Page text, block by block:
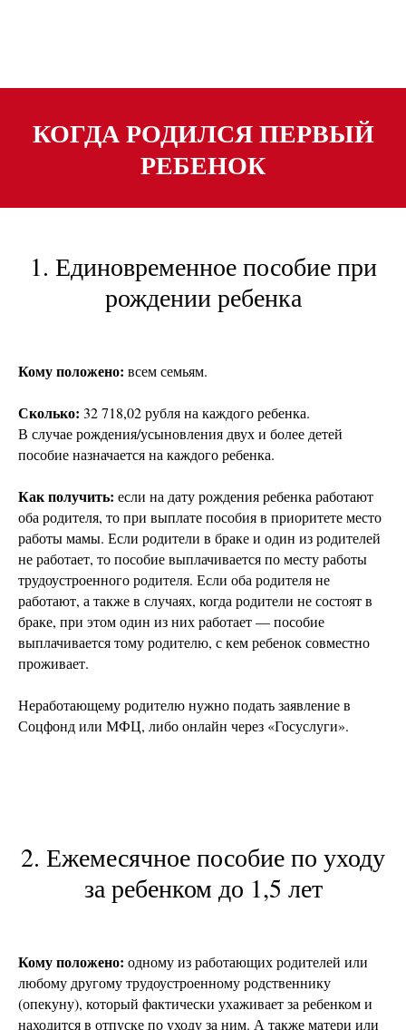
КОГДА РОДИЛСЯ ПЕРВЫЙ
РЕБЕНОК
1. Единовременное пособие при
рождении ребенка
Кому положено: всем семьям.
Сколько: 32 718,02 рубля на каждого ребенка.
В случае рождения/усыновления двух и более детей
пособие назначается на каждого ребенка.
Как получить: если на дату рождения ребенка работают
оба родителя, то при выплате пособия в приоритете место
работы мамы. Если родители в браке и один из родителей
не работает, то пособие выплачивается по месту работы
трудоустроенного родителя. Если оба родителя не
работают, а также в случаях, когда родители не состоят в
браке, при этом один из них работает — пособие
выплачивается тому родителю, с кем ребенок совместно
проживает.
Неработающему родителю нужно подать заявление в
Соцфонд или МФЦ, либо онлайн через «Госуслуги».
2. Ежемесячное пособие по уходу
за ребенком до 1,5 лет
Кому положено: одному из работающих родителей или
любому другому трудоустроенному родственнику
(опекуну), который фактически ухаживает за ребенком и
находится в отпуске по уходу за ним. А также матери или